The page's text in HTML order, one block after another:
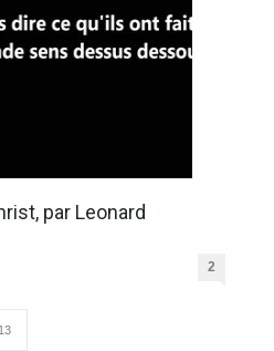
par Leonard
2